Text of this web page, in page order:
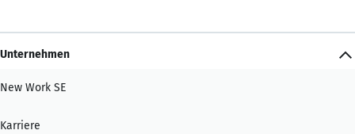
Unternehmen
New Work SE
Karriere